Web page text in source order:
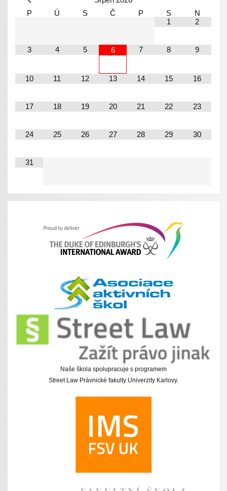
P
Ú S Č P S
N
1
2
3 4 5 6 7 8 9
10 11 12 13 14 15 16
17 18 19 20 21 22 23
24 25 26 27 28 29 30
31
Naše škola spolupracuje s programem
Street Law Právnické fakulty Univerzity Karlovy.